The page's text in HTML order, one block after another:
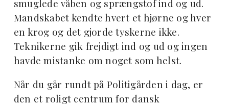
smuglede våben og sprængstof ind og ud.
Mandskabet kendte hvert et hjørne og hver
en krog og det gjorde tyskerne ikke.
Teknikerne gik frejdigt ind og ud og ingen
havde mistanke om noget som helst.
Når du går rundt på Politigården i dag, er
den et roligt centrum for dansk